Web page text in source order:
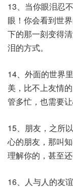
13、当你眼泪忍
眼！你会看到世
下的那一刻变得
泪的方式。
14、外面的世界
美，比不上友情
管多忙，也需要让
15、朋友，之所
心的朋友，那叫
理解你的，甚至还
16、人与人的友